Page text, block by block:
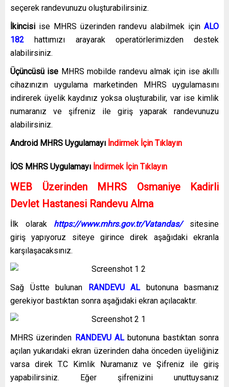
seçerek randevunuzu oluşturabilirsiniz.
İkincisi ise MHRS üzerinden randevu alabilmek için ALO
182 hattımızı arayarak operatörlerimizden destek
alabilirsiniz.
Üçüncüsü ise MHRS mobilde randevu almak için ise akıllı
cihazınızın uygulama marketinden MHRS uygulamasını
indirerek üyelik kaydınız yoksa oluşturabilir, var ise kimlik
numaranız ve şifreniz ile giriş yaparak randevunuzu
alabilirsiniz.
Android MHRS Uygulamayı İndirmek İçin Tıklayın
İOS MHRS Uygulamayı İndirmek İçin Tıklayın
WEB Üzerinden MHRS Osmaniye Kadirli
Devlet Hastanesi Randevu Alma
İlk olarak https://www.mhrs.gov.tr/Vatandas/ sitesine
giriş yapıyoruz siteye girince direk aşağıdaki ekranla
karşılaşacaksınız.
Sağ Üstte bulunan RANDEVU ALbutonuna basmanız
gerekiyor bastıktan sonra aşağıdaki ekran açılacaktır.
MHRS üzerinden RANDEVU ALbutonuna bastıktan sonra
açılan yukarıdaki ekran üzerinden daha önceden üyeliğiniz
varsa direk T.C Kimlik Nuramanız ve Şifreniz ile giriş
yapabilirsiniz. Eğer şifrenizini unuttuysanız